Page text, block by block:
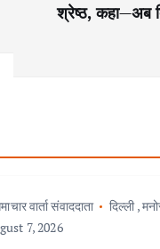
श्रेष्ठ, कहा—अब
वार्ता संवाददाता दिल्ली,
7, 2026